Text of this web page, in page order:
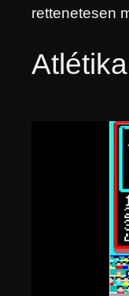
rettenetesen
Atlétika